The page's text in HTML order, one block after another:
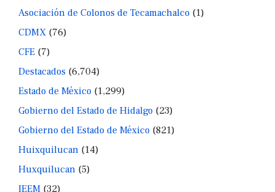
Asociación de Colonos de Tecamachalco (1)
CDMX (76)
CFE (7)
Destacados (6,704)
Estado de México (1,299)
Gobierno del Estado de Hidalgo (23)
Gobierno del Estado de México (821)
Huixquilucan (14)
Huxquilucan (5)
IEEM (32)